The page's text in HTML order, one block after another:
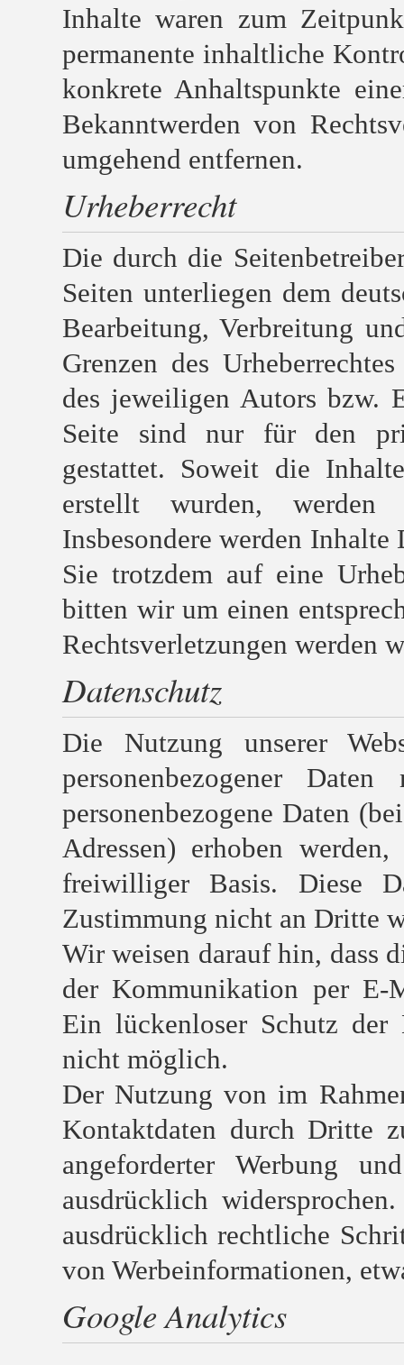
Inhalte waren zum
permanente inhaltliche
konkrete Anhaltspunkte
Bekanntwerden von
umgehend entfernen.
Urheberrecht
Die durch die
Seiten unterliegen dem
Bearbeitung, Verbreitung
Grenzen des
des jeweiligen Autors bzw.
Seite sind nur für den
gestattet. Soweit die
erstellt wurden, werden
Insbesondere werden
Sie trotzdem auf eine
bitten wir um einen
Rechtsverletzungen werden
Datenschutz
Die Nutzung unserer
personenbezogener
personenbezogene Daten
Adressen) erhoben
freiwilliger Basis. Diese
Zustimmung nicht an Dritte
Wir weisen darauf hin, dass
der Kommunikation per E-
Ein lückenloser Schutz
nicht möglich.
Der Nutzung von im
Kontaktdaten durch Dritte
angeforderter Werbung
ausdrücklich
ausdrücklich rechtliche
von Werbeinformationen,
Google Analytics